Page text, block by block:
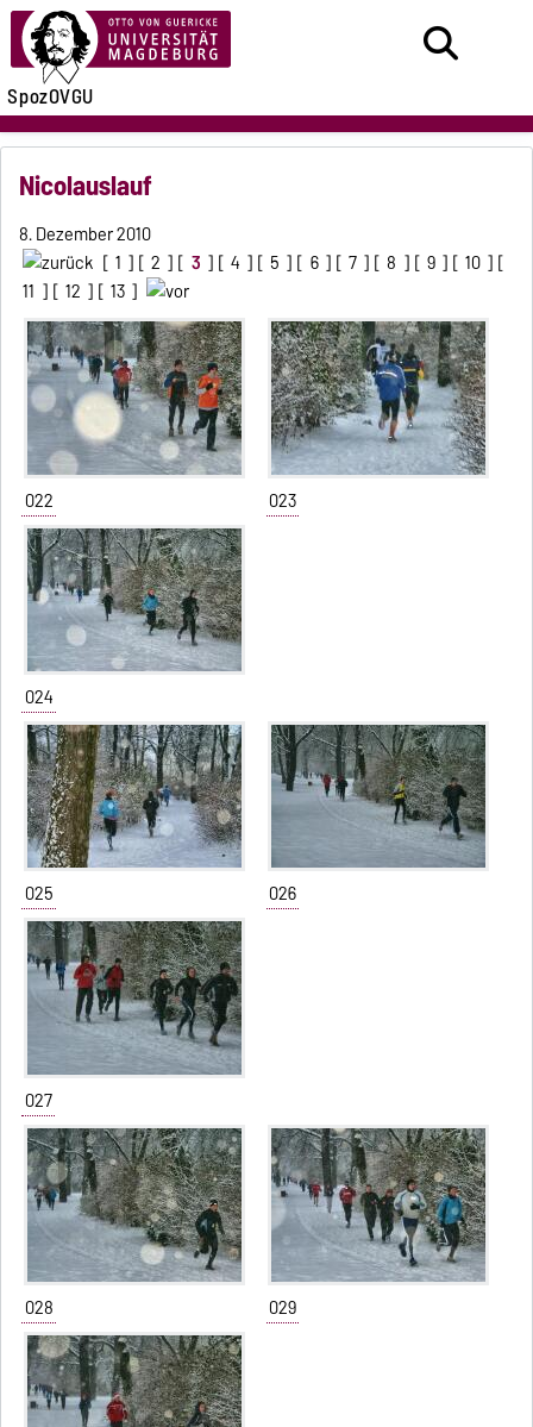
SpozOVGU
Nicolauslauf
8. Dezember 2010
[ 1 ] [ 2 ] [ 3 ] [ 4 ] [ 5 ] [ 6 ] [ 7 ] [ 8 ] [ 9 ] [ 10 ] [
11 ] [ 12 ] [ 13 ]
022 023
024
025 026
027
028 029